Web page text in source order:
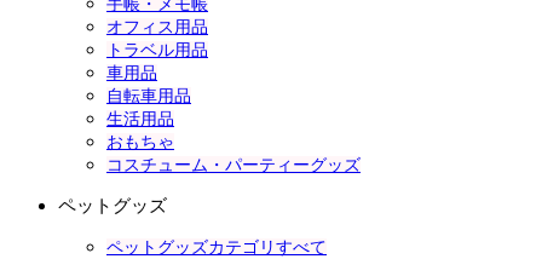
手帳・メモ帳
オフィス用品
トラベル用品
車用品
自転車用品
生活用品
おもちゃ
コスチューム・パーティーグッズ
ペットグッズ
ペットグッズカテゴリすべて